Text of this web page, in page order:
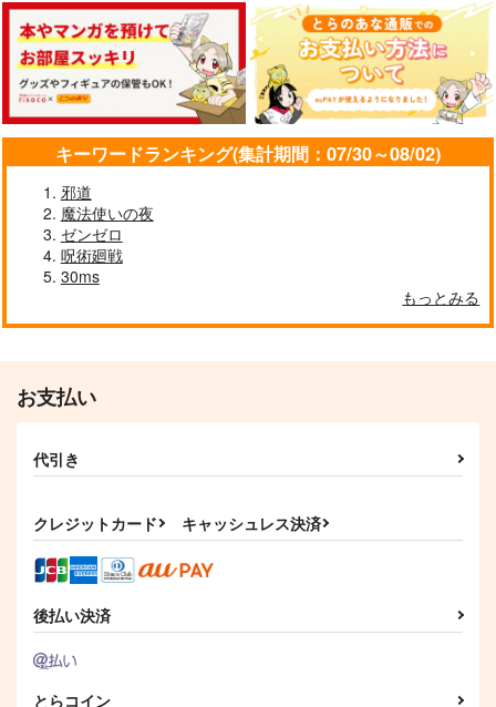
キーワードランキング(集計期間：07/30～08/02)
邪道
魔法使いの夜
ゼンゼロ
呪術廻戦
30ms
もっとみる
お支払い
代引き
クレジットカード キャッシュレス決済
後払い決済
とらコイン